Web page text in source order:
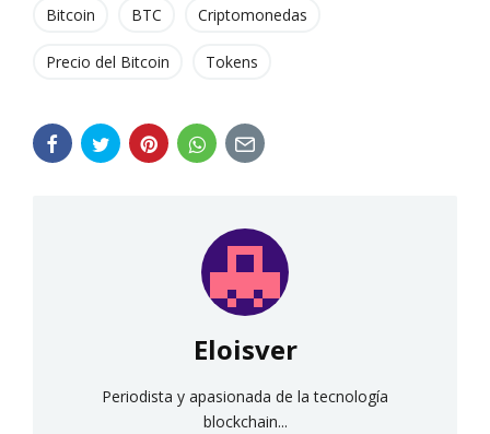
Bitcoin BTC Criptomonedas
Precio del Bitcoin Tokens
Eloisver
Periodista y apasionada de la tecnología
blockchain...